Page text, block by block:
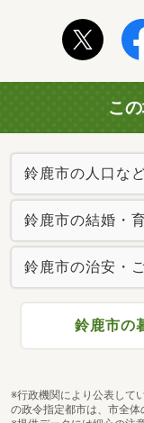
こ
鈴鹿市の人口な
鈴鹿市の結婚・
鈴鹿市の治安・
鈴鹿市の
※行政機関により公表して
の政令指定都市は、市全体